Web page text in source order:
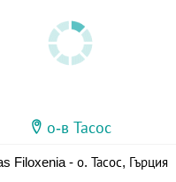
о-в Тасос
Filoxenia - о. Тасос, Гърция